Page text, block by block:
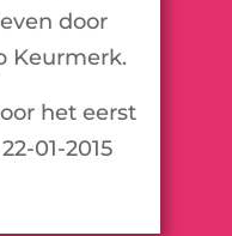
door
Keurmerk.
het eerst
01-2015